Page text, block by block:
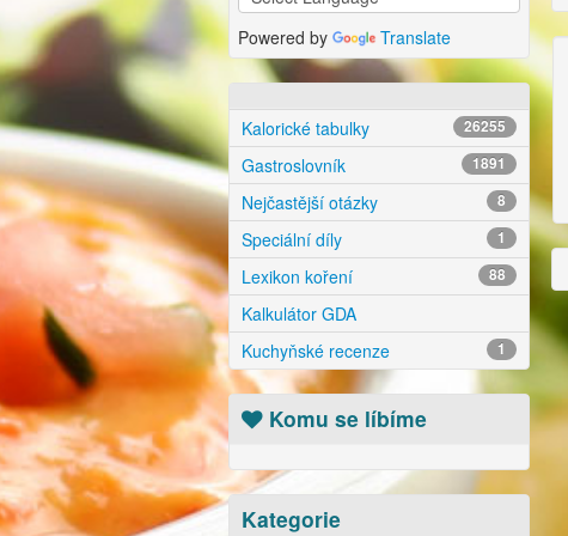
Powered by Translate
Kalorické tabulky 26255
Gastroslovník 1891
Nejčastější otázky 8
Speciální díly 1
Lexikon koření 88
Kalkulátor GDA
Kuchyňské recenze
1
Komu se líbíme
Kategorie